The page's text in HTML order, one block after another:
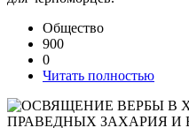
Общество
900
0
Читать полностью